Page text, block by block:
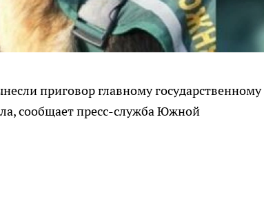
приговор главному государственному
сообщает пресс-служба Южной